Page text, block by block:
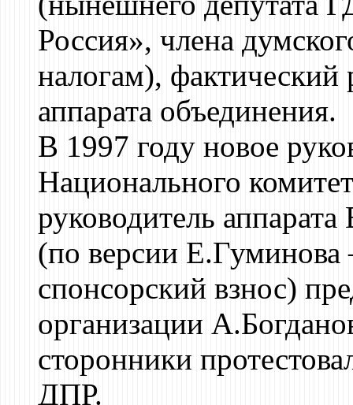
Россия», члена
налогам), фактический
аппарата объединения.
В 1997 году новое
Национального
руководитель
(по версии Е.Гуминова
спонсорский взнос)
организации
сторонники
ДПР.